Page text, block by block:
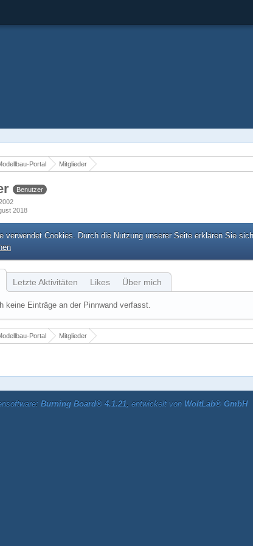
Portal Mitglieder
Benutzer
2018
verwendet Cookies. Durch die Nutzung unserer Seite erklären Sie
Letzte Aktivitäten Likes Über mich
keine Einträge an der Pinnwand verfasst.
Portal Mitglieder
Burning Board® 4.1.21, entwickelt von WoltLab® GmbH